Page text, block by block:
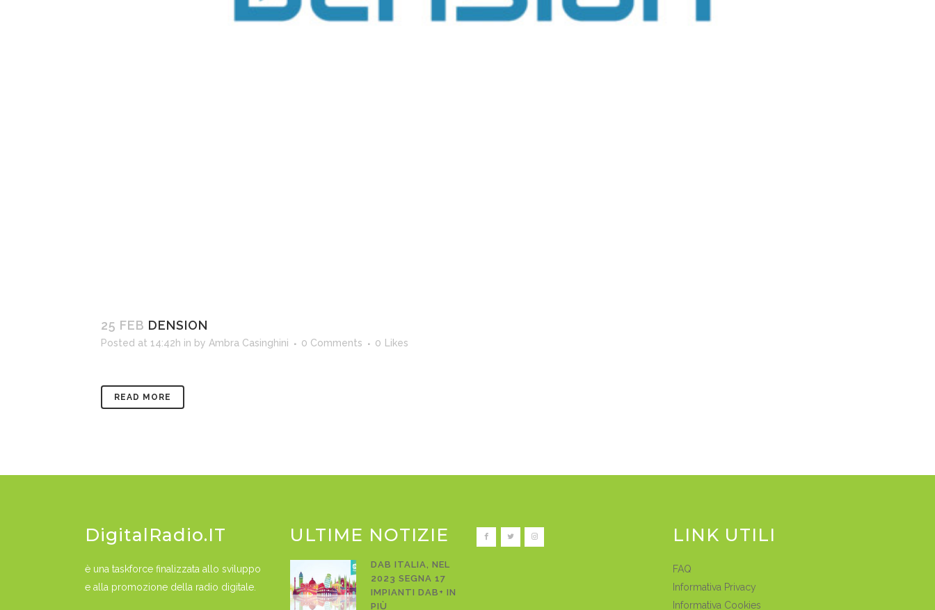
25 FEB DENSION
Posted at 14:42h in by Ambra Casinghini 0 Comments 0 Likes
READ MORE
DigitalRadio.IT
è una taskforce finalizzata allo sviluppo
e alla promozione della radio digitale.
ULTIME NOTIZIE
DAB ITALIA, NEL
2023 SEGNA 17
IMPIANTI DAB+ IN
PIÙ
LINK UTILI
FAQ
Informativa Privacy
Informativa Cookies